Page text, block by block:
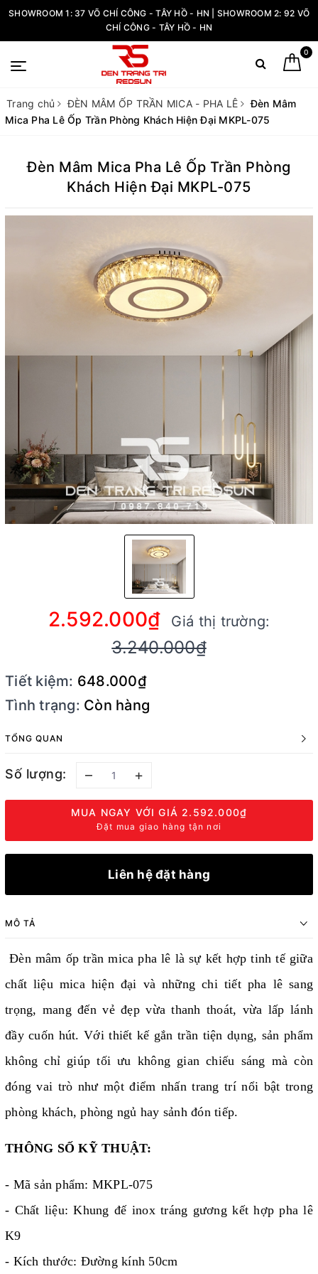
SHOWROOM 1: 37 VÕ CHÍ CÔNG - TÂY HỒ - HN | SHOWROOM 2: 92 VÕ
CHÍ CÔNG - TÂY HỒ - HN
0
Trang chủ ĐÈN MÂM ỐP TRẦN MICA - PHA LÊ
Đèn Mâm
Mica Pha Lê Ốp Trần Phòng Khách Hiện Đại MKPL-075
Đèn Mâm Mica Pha Lê Ốp Trần Phòng
Khách Hiện Đại MKPL-075
2.592.000₫ Giá thị trường:
3.240.000₫
Tiết kiệm: 648.000₫
Tình trạng: Còn hàng
TỔNG QUAN
Số lượng: – +
MUA NGAY VỚI GIÁ 2.592.000₫
Đặt mua giao hàng tận nơi
Liên hệ đặt hàng
MÔ TẢ
Đèn mâm ốp trần mica pha lê là sự kết hợp tinh tế giữa
chất liệu mica hiện đại và những chi tiết pha lê sang
trọng, mang đến vẻ đẹp vừa thanh thoát, vừa lấp lánh
đầy cuốn hút. Với thiết kế gắn trần tiện dụng, sản phẩm
không chỉ giúp tối ưu không gian chiếu sáng mà còn
đóng vai trò như một điểm nhấn trang trí nổi bật trong
phòng khách, phòng ngủ hay sảnh đón tiếp.
THÔNG SỐ KỸ THUẬT:
- Mã sản phẩm: MKPL-075
- Chất liệu: Khung đế inox tráng gương kết hợp pha lê
K9
- Kích thước: Đường kính 50cm